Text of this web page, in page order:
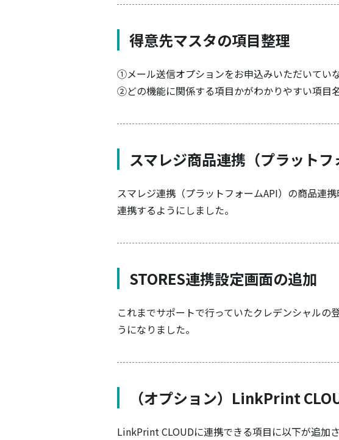
得意先マスタの項目整理
①メール送信オプションをお申込みいただいてい
②どの機能に関係する項目かがわかりやすい項目
スマレジ商品連携（プラット
スマレジ連携（プラットフォームAPI）の商品連
連携するようにしました。
STORES連携設定画面の追加
これまでサポートで行っていたクレデンシャル
うになりました。
（オプション）LinkPrint
LinkPrint CLOUDに連携できる項目に以下が追加さ